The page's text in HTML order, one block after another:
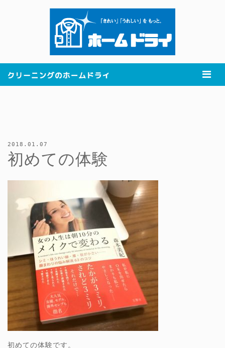
2018.01.07
初めての体験
初めての体験です。